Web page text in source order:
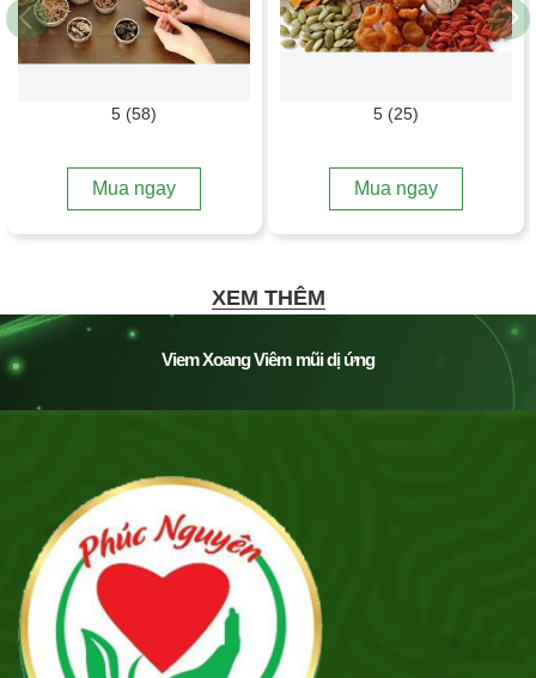
5 (58)
Mua ngay
5 (25)
Mua ngay
XEM THÊM
Viem Xoang Viêm mũi dị ứng